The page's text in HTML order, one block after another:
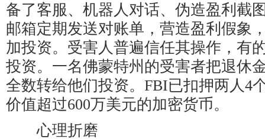
备了客服、机器人对话、伪造盈利截
邮箱定期发送对账单，营造盈利假象
加投资。受害人普遍信任其操作，有
投资。一名佛蒙特州的受害者把退休
全数转给他们投资。FBI已扣押两人4
价值超过600万美元的加密货币。
心理折磨